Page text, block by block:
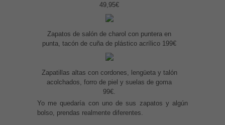
49,95€
Zapatos de salón de charol con puntera en
punta, tacón de cuña de plástico acrílico 199€
Zapatillas altas con cordones, lengüeta y talón
acolchados, forro de piel y suelas de goma
99€.
Yo me quedaría con uno de sus zapatos y algún
bolso, prendas realmente diferentes.